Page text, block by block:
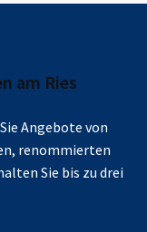
am Ries
Angebote von
renommierten
Sie bis zu drei